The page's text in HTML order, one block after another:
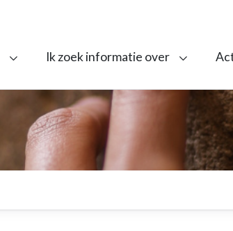
Ik zoek informatie over